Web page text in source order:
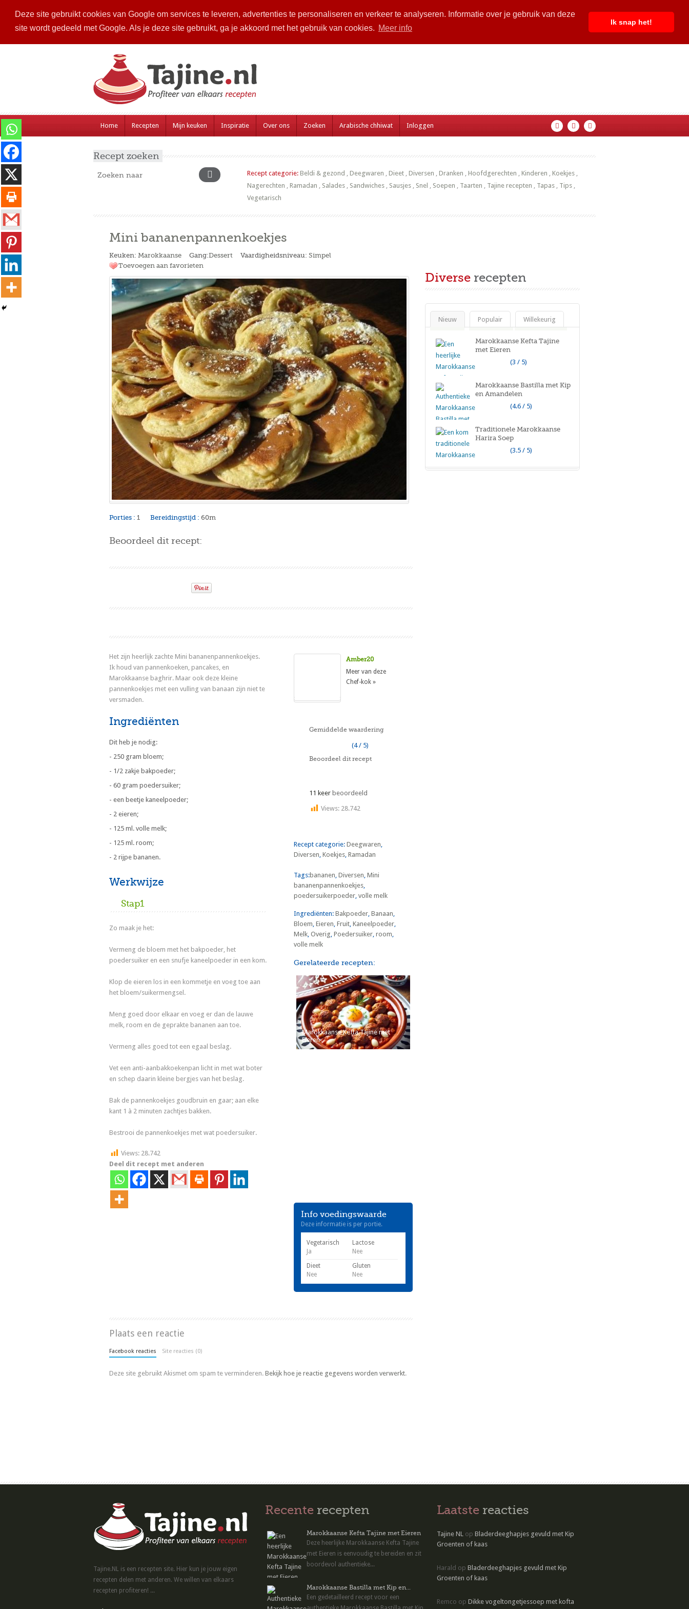
Deze site gebruikt cookies van Google om services te leveren, advertenties te personaliseren en verkeer te analyseren. Informatie over je gebruik van deze
site wordt gedeeld met Google. Als je deze site gebruikt, ga je akkoord met het gebruik van cookies. Meer info
Ik snap het!
Home Recepten Mijn keuken Inspiratie Over ons Zoeken Arabische chhiwat Inloggen
Recept zoeken
Recept categorie: Beldi & gezond , Deegwaren , Dieet , Diversen , Dranken , Hoofdgerechten , Kinderen , Koekjes ,
Nagerechten , Ramadan , Salades , Sandwiches , Sausjes , Snel , Soepen , Taarten , Tajine recepten , Tapas , Tips ,
Vegetarisch
Mini bananenpannenkoekjes
Keuken: Marokkaanse Gang:Dessert Vaardigheidsniveau: Simpel
Toevoegen aan favorieten
Porties : 1 Bereidingstijd : 60m
Beoordeel dit recept:
Het zijn heerlijk zachte Mini bananenpannenkoekjes.
Ik houd van pannenkoeken, pancakes, en
Marokkaanse baghrir. Maar ook deze kleine
pannenkoekjes met een vulling van banaan zijn niet te
versmaden.
Ingrediënten
Dit heb je nodig:
- 250 gram bloem;
- 1/2 zakje bakpoeder;
- 60 gram poedersuiker;
- een beetje kaneelpoeder;
- 2 eieren;
- 125 ml. volle melk;
- 125 ml. room;
- 2 rijpe bananen.
Werkwijze
Stap1
Zo maak je het:
Vermeng de bloem met het bakpoeder, het
poedersuiker en een snufje kaneelpoeder in een kom.
Klop de eieren los in een kommetje en voeg toe aan
het bloem/suikermengsel.
Meng goed door elkaar en voeg er dan de lauwe
melk, room en de geprakte bananen aan toe.
Vermeng alles goed tot een egaal beslag.
Vet een anti-aanbakkoekenpan licht in met wat boter
en schep daarin kleine bergjes van het beslag.
Bak de pannenkoekjes goudbruin en gaar; aan elke
kant 1 à 2 minuten zachtjes bakken.
Bestrooi de pannenkoekjes met wat poedersuiker.
Views: 28.742
Deel dit recept met anderen
Amber20
Meer van deze
Chef-kok »
Gemiddelde waardering
(4 / 5)
Beoordeel dit recept
11 keer beoordeeld
Views: 28.742
Recept categorie: Deegwaren,
Diversen, Koekjes, Ramadan
Tags:bananen, Diversen, Mini
bananenpannenkoekjes,
poedersuikerpoeder, volle melk
Ingrediënten: Bakpoeder, Banaan,
Bloem, Eieren, Fruit, Kaneelpoeder,
Melk, Overig, Poedersuiker, room,
volle melk
Gerelateerde recepten:
Marokkaanse Kefta Tajine met
Eieren
Info voedingswaarde
Deze informatie is per portie.
Vegetarisch
Ja
Lactose
Nee
Dieet
Nee
Gluten
Nee
Plaats een reactie
Facebook reacties Site reacties (0)
Deze site gebruikt Akismet om spam te verminderen. Bekijk hoe je reactie gegevens worden verwerkt.
Diverse recepten
Nieuw Populair Willekeurig
Marokkaanse Kefta Tajine
met Eieren
(3 / 5)
Marokkaanse Bastilla met Kip
en Amandelen
(4.6 / 5)
Traditionele Marokkaanse
Harira Soep
(3.5 / 5)
Tajine.NL is een recepten site. Hier kun je jouw eigen
recepten delen met anderen. We willen van elkaars
recepten profiteren! ...
Recente recepten
Marokkaanse Kefta Tajine met Eieren
Deze heerlijke Marokkaanse Kefta Tajine
met Eieren is eenvoudig te bereiden en zit
boordevol authentieke...
Marokkaanse Bastilla met Kip en...
Een gedetailleerd recept voor een
Laatste reacties
Tajine NL op Bladerdeeghapjes gevuld met Kip
Groenten of kaas
Harald op Bladerdeeghapjes gevuld met Kip
Groenten of kaas
Remco op Dikke vogeltongetjessoep met kofta